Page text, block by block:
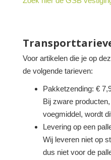
Voor artikelen die je op
de volgende tarieven:
Pakketzending: €
Bij zware
voegmiddel, wordt
Levering op een
Wij leveren niet op
dus niet voor de